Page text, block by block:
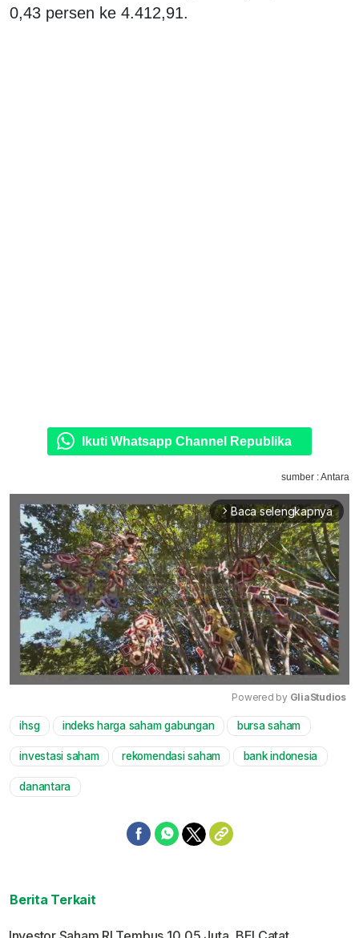
0,43 persen ke 4.412,91.
Ikuti Whatsapp Channel Republika
sumber : Antara
arrow_forward_ios Baca selengkapnya
Mute
Powered by GliaStudios
ihsg indeks harga saham gabungan bursa saham
investasi saham rekomendasi saham bank indonesia
danantara
Berita Terkait